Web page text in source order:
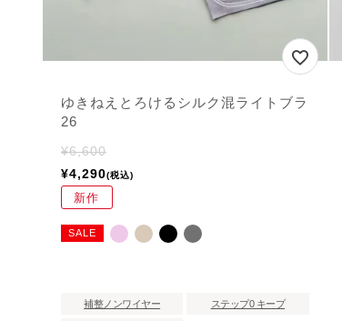
ゆきねえとろけるシルク混ライトブラ
26
¥6,600
¥4,290 税込
新作
SALE
補整ノンワイヤー ステップ0 キープ